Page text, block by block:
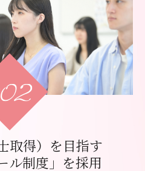
取得）を目指す
ル制度」を採用